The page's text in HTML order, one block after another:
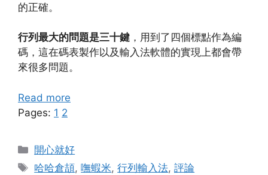
的正確。
行列最大的問題是三十鍵 ，用到了四個標點作為編
碼，這在碼表製作以及輸入法軟體的實現上都會帶
來很多問題。
Read more
Pages: 1 2
Categories
開心就好
Tags
哈哈倉頡,嘸蝦米,行列輸入法,評論